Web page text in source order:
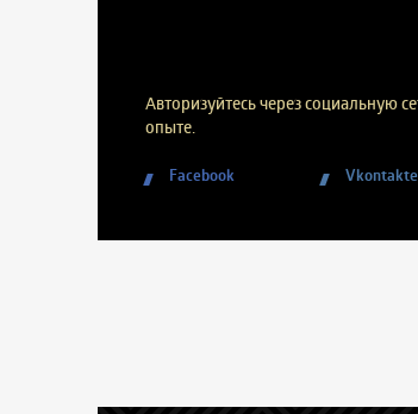
Авторизуйтесь через социальную
опыте.
Facebook Vkontakte